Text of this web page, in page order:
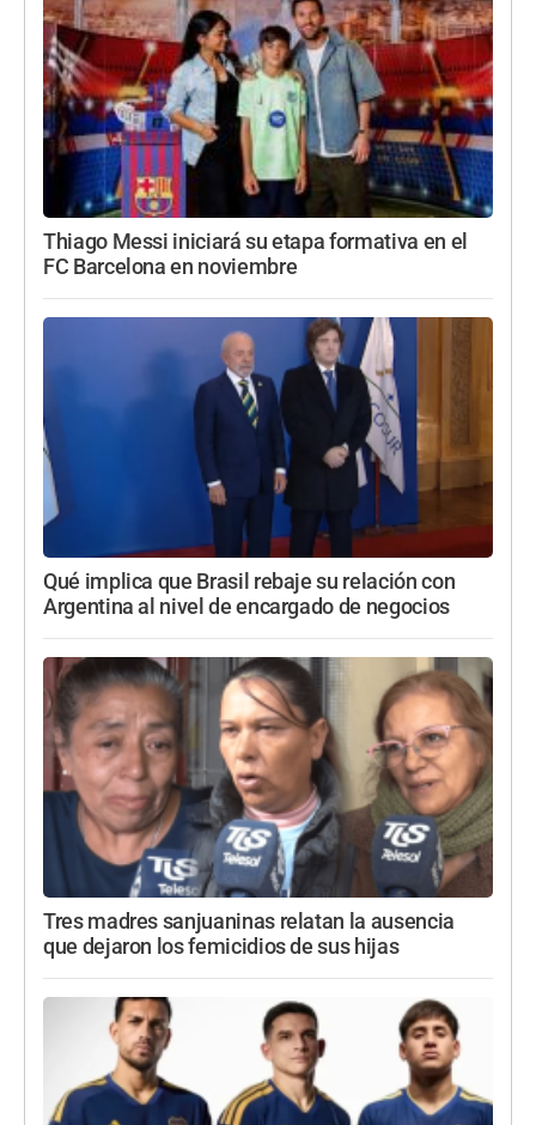
Thiago Messi iniciará su etapa formativa en el
FC Barcelona en noviembre
Qué implica que Brasil rebaje su relación con
Argentina al nivel de encargado de negocios
Tres madres sanjuaninas relatan la ausencia
que dejaron los femicidios de sus hijas